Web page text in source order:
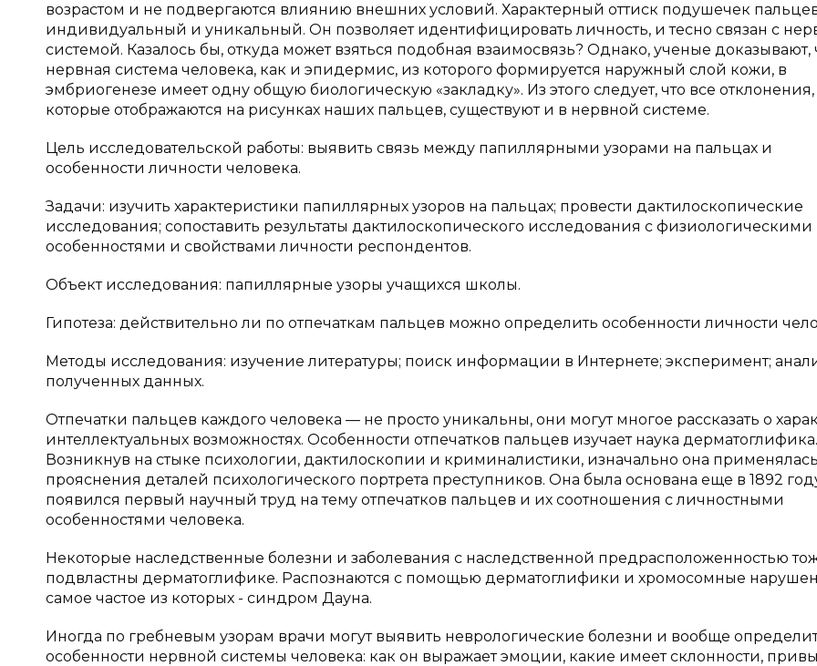
возрастом и не подвергаются влиянию внешних условий. Характерный оттиск подушечек
индивидуальный и уникальный. Он позволяет идентифицировать личность, и тесно связан с
системой. Казалось бы, откуда может взяться подобная взаимосвязь? Однако, ученые доказывают,
нервная система человека, как и эпидермис, из которого формируется наружный слой кожи, в
эмбриогенезе имеет одну общую биологическую «закладку». Из этого следует, что все отклонения,
которые отображаются на рисунках наших пальцев, существуют и в нервной системе.
Цель исследовательской работы: выявить связь между папиллярными узорами на пальцах и
особенности личности человека.
Задачи: изучить характеристики папиллярных узоров на пальцах; провести дактилоскопические
исследования; сопоставить результаты дактилоскопического исследования с физиологическими
особенностями и свойствами личности респондентов.
Объект исследования: папиллярные узоры учащихся школы.
Гипотеза: действительно ли по отпечаткам пальцев можно определить особенности личности
Методы исследования: изучение литературы; поиск информации в Интернете; эксперимент;
полученных данных.
Отпечатки пальцев каждого человека — не просто уникальны, они могут многое рассказать о
интеллектуальных возможностях. Особенности отпечатков пальцев изучает наука дерматоглифика.
Возникнув на стыке психологии, дактилоскопии и криминалистики, изначально она
прояснения деталей психологического портрета преступников. Она была основана еще в 1892
появился первый научный труд на тему отпечатков пальцев и их соотношения с личностными
особенностями человека.
Некоторые наследственные болезни и заболевания с наследственной предрасположенностью
подвластны дерматоглифике. Распознаются с помощью дерматоглифики и хромосомные
самое частое из которых - синдром Дауна.
Иногда по гребневым узорам врачи могут выявить неврологические болезни и вообще
особенности нервной системы человека: как он выражает эмоции, какие имеет склонности,